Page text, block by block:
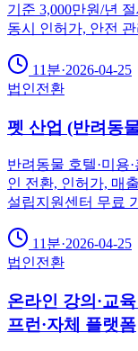
기준 3,000만원/년
동시 인허가, 안전
11분·2026-04-25
법인전환
펫 산업 (반려동
반려동물 호텔·미용
인 전환, 인허가, 매
설립지원센터 무료
11분·2026-04-25
법인전환
온라인 강의·교
프런·자체 플랫폼